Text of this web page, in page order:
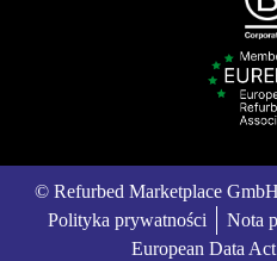
© Refurbed Marketplace GmbH
Polityka prywatności
Nota
European Data Act